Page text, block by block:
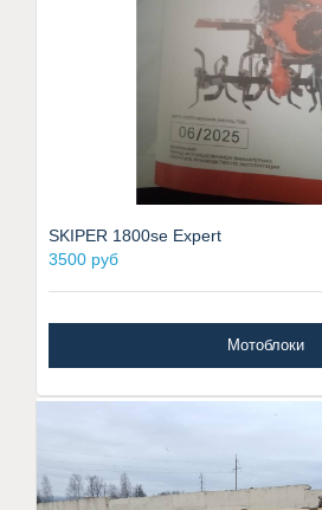
SKIPER 1800se Expert
3500 руб
Мотоблоки